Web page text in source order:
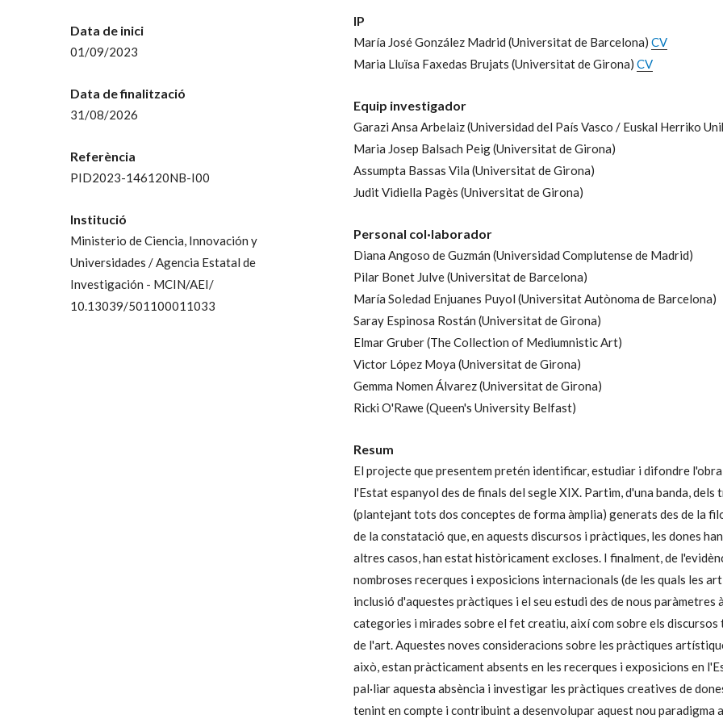
Data de inici
01/09/2023
Data de finalització
31/08/2026
Referència
PID2023-146120NB-I00
Institució
Ministerio de Ciencia, Innovación y
Universidades / Agencia Estatal de
Investigación - MCIN/AEI/
10.13039/501100011033
IP
María José González Madrid (Universitat de Barcelona) CV
Maria Lluïsa Faxedas Brujats (Universitat de Girona) CV
Equip investigador
Garazi Ansa Arbelaiz(Universidad del País Vasco / Euskal Herriko
Maria Josep Balsach Peig(Universitat de Girona)
Assumpta Bassas Vila (Universitat de Girona)
Judit Vidiella Pagès (Universitat de Girona)
Personal col·laborador
Diana Angoso de Guzmán (Universidad Complutense de Madrid)
Pilar Bonet Julve(Universitat de Barcelona)
María Soledad Enjuanes Puyol (Universitat Autònoma de Barcelona)
Saray Espinosa Rostán (Universitat de Girona)
Elmar Gruber(The Collection of Mediumnistic Art)
Victor López Moya (Universitat de Girona)
Gemma Nomen Álvarez(Universitat de Girona)
Ricki O'Rawe(Queen's University Belfast)
Resum
El projecte que presentem pretén identificar, estudiar i difondre
l'Estat espanyol des de finals del segle XIX. Partim, d'una banda,
(plantejant tots dos conceptes de forma àmplia) generats des de la
de la constatació que, en aquests discursos i pràctiques, les dones
altres casos, han estat històricament excloses. I finalment, de
nombroses recerques i exposicions internacionals (de les quals les
inclusió d'aquestes pràctiques i el seu estudi des de nous
categories i mirades sobre el fet creatiu, així com sobre els
de l'art. Aquestes noves consideracions sobre les pràctiques
això, estan pràcticament absents en les recerques i exposicions en
pal·liar aquesta absència i investigar les pràctiques creatives de
tenint en compte i contribuint a desenvolupar aquest nou